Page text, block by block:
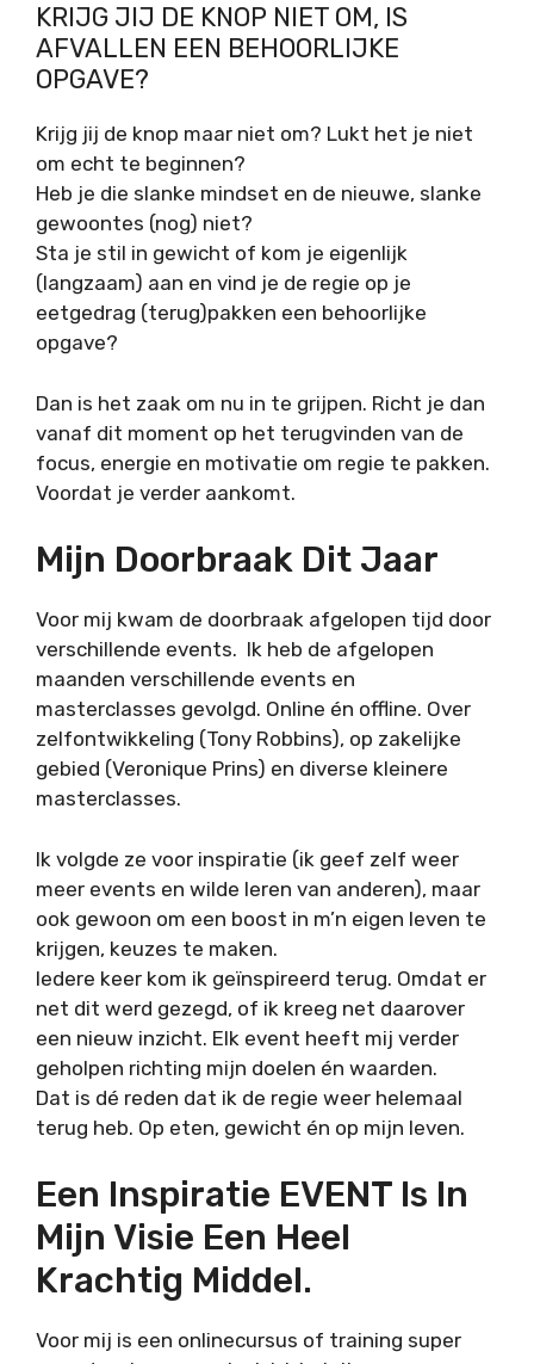
KRIJG JIJ DE KNOP NIET OM, IS
AFVALLEN EEN BEHOORLIJKE
OPGAVE?
Krijg jij de knop maar niet om? Lukt het je niet
om echt te beginnen?
Heb je die slanke mindset en de nieuwe, slanke
gewoontes (nog) niet?
Sta je stil in gewicht of kom je eigenlijk
(langzaam) aan en vind je de regie op je
eetgedrag (terug)pakken een behoorlijke
opgave?
Dan is het zaak om nu in te grijpen. Richt je dan
vanaf dit moment op het terugvinden van de
focus, energie en motivatie om regie te pakken.
Voordat je verder aankomt.
Mijn Doorbraak Dit Jaar
Voor mij kwam de doorbraak afgelopen tijd door
verschillende events. Ik heb de afgelopen
maanden verschillende events en
masterclasses gevolgd. Online én offline. Over
zelfontwikkeling (Tony Robbins), op zakelijke
gebied (Veronique Prins) en diverse kleinere
masterclasses.
Ik volgde ze voor inspiratie (ik geef zelf weer
meer events en wilde leren van anderen), maar
ook gewoon om een boost in m’n eigen leven te
krijgen, keuzes te maken.
Iedere keer kom ik geïnspireerd terug. Omdat er
net dit werd gezegd, of ik kreeg net daarover
een nieuw inzicht. Elk event heeft mij verder
geholpen richting mijn doelen én waarden.
Dat is dé reden dat ik de regie weer helemaal
terug heb. Op eten, gewicht én op mijn leven.
Een Inspiratie EVENT Is In
Mijn Visie Een Heel
Krachtig Middel.
Voor mij is een onlinecursus of training super